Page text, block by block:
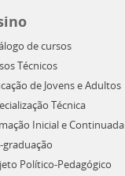
de cursos
Técnicos
de Jovens e Adultos
Técnica
Inicial e Continuada
graduação
Político-Pedagógico